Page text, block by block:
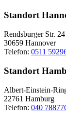
Standort
Rendsburger Str. 24
30659 Hannover
Telefon: 0511
Standort
Albert-Einstein-
22761 Hamburg
Telefon: 040